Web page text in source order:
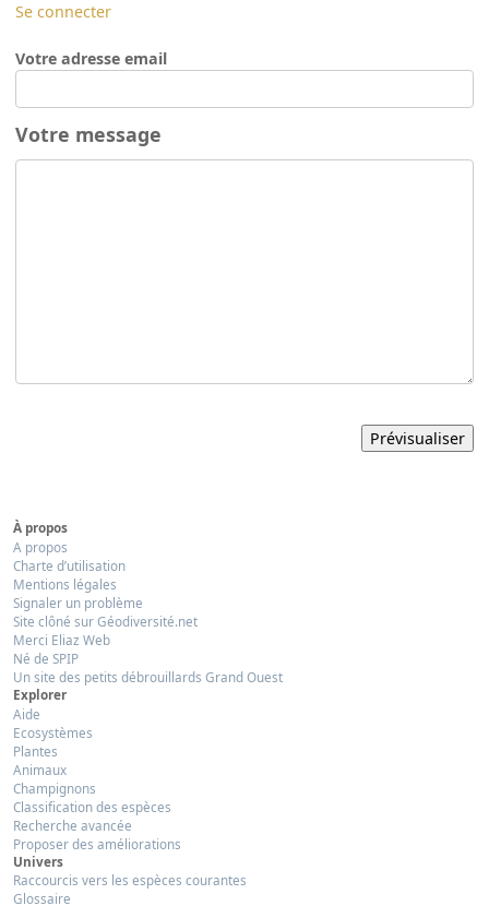
Se connecter
Votre adresse email
Votre message
À propos
A propos
Charte d’utilisation
Mentions légales
Signaler un problème
Site clôné sur Géodiversité.net
Merci Eliaz Web
Né de SPIP
Un site des petits débrouillards Grand Ouest
Explorer
Aide
Ecosystèmes
Plantes
Animaux
Champignons
Classification des espèces
Recherche avancée
Proposer des améliorations
Univers
Raccourcis vers les espèces courantes
Glossaire